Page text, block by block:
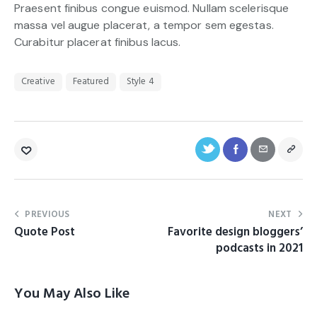
Praesent finibus congue euismod. Nullam scelerisque
massa vel augue placerat, a tempor sem egestas.
Curabitur placerat finibus lacus.
Creative Featured Style 4
PREVIOUS
Quote Post
NEXT
Favorite design bloggers’
podcasts in 2021
You May Also Like